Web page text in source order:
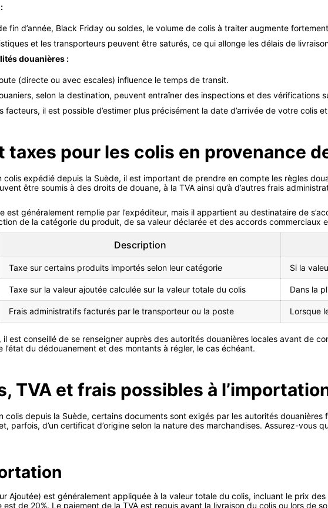
fin d’année, Black Friday ou soldes, le volume de colis à traiter augmente
et les transporteurs peuvent être saturés, ce qui allonge les délais de
douanières :
(directe ou avec escales) influence le temps de transit.
selon la destination, peuvent entraîner des inspections et des vérifications
facteurs, il est possible d’estimer plus précisément la date d’arrivée de votre colis
taxes pour les colis en provenance
colis expédié depuis la Suède, il est important de prendre en compte les règles
être soumis à des droits de douane, à la TVA ainsi qu’à d’autres frais
est généralement remplie par l’expéditeur, mais il appartient au destinataire de
de la catégorie du produit, de sa valeur déclarée et des accords commerciaux
Description
Taxe sur certains produits importés selon leur catégorie Si la
Taxe sur la valeur ajoutée calculée sur la valeur totale du colis Dans la
Frais administratifs facturés par le transporteur ou la poste Lorsque
il est conseillé de se renseigner auprès des autorités douanières locales avant de
l’état du dédouanement et des montants à régler, le cas échéant.
TVA et frais possibles à
colis depuis la Suède, certains documents sont exigés par les autorités
parfois, d’un certificat d’origine selon la nature des marchandises. Assurez-vous
Ajoutée) est généralement appliquée à la valeur totale du colis, incluant le prix
de 20%. Le paiement de la TVA est requis avant la livraison du colis ou lors de